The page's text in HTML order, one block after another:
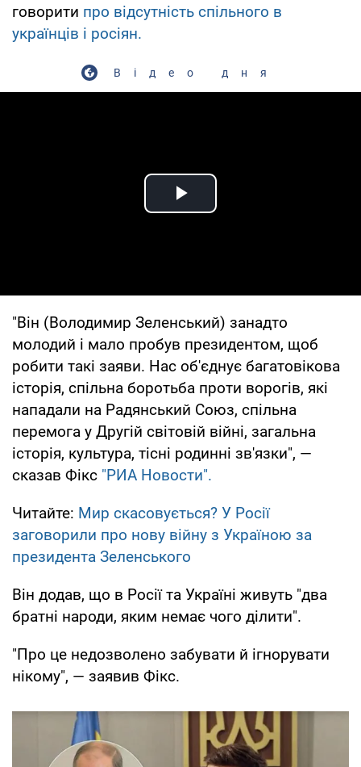
говорити про відсутність спільного в
українців і росіян.
Відео дня
Play Video
"Він (Володимир Зеленський) занадто
молодий і мало пробув президентом, щоб
робити такі заяви. Нас об'єднує багатовікова
історія, спільна боротьба проти ворогів, які
нападали на Радянський Союз, спільна
перемога у Другій світовій війні, загальна
історія, культура, тісні родинні зв'язки", —
сказав Фікс "РИА Новости".
Читайте: Мир скасовується? У Росії
заговорили про нову війну з Україною за
президента Зеленського
Він додав, що в Росії та Україні живуть "два
братні народи, яким немає чого ділити".
"Про це недозволено забувати й ігнорувати
нікому", — заявив Фікс.